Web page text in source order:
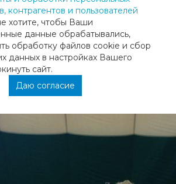
контрагентов и пользователей
хотите, чтобы Ваши
данные обрабатывались,
обработку файлов cookie и сбор
данных в настройках Вашего
сайт.
Даю согласие
ТЕННИС"